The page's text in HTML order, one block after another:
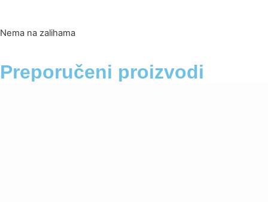
Nema na zalihama
Preporučeni proizvodi